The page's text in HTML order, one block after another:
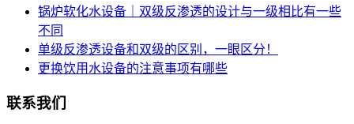
锅炉软化水设备｜双级反渗透的设计与一级相比有一些
不同
单级反渗透设备和双级的区别，一眼区分！
更换饮用水设备的注意事项有哪些
联系我们